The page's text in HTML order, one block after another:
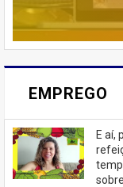
EMPREGO
E aí,